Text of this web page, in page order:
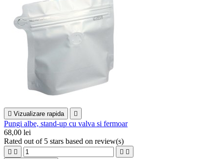
 Vizualizare rapida 
Pungi albe, stand-up cu valva si fermoar
68,00 lei
Rated out of 5 stars based on review(s)
   